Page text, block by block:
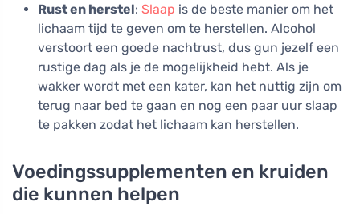
Rust en herstel: Slaap is de beste manier om het
lichaam tijd te geven om te herstellen. Alcohol
verstoort een goede nachtrust, dus gun jezelf een
rustige dag als je de mogelijkheid hebt. Als je
wakker wordt met een kater, kan het nuttig zijn om
terug naar bed te gaan en nog een paar uur slaap
te pakken zodat het lichaam kan herstellen.
Voedingssupplementen en kruiden
die kunnen helpen